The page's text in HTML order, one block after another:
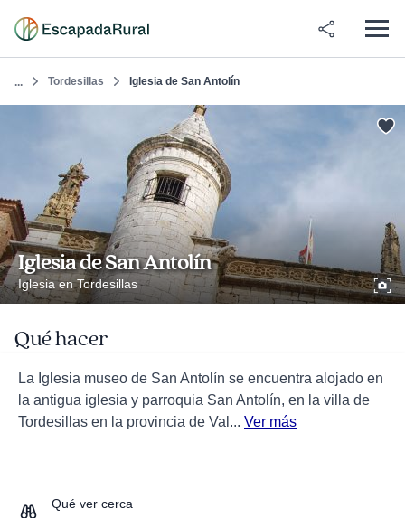
... Tordesillas Iglesia de San Antolín
Iglesia de San Antolín
Iglesia en Tordesillas
Qué hacer
La Iglesia museo de San Antolín se encuentra alojado en
la antigua iglesia y parroquia San Antolín, en la villa de
Tordesillas en la provincia de Val... Ver más
Qué ver cerca